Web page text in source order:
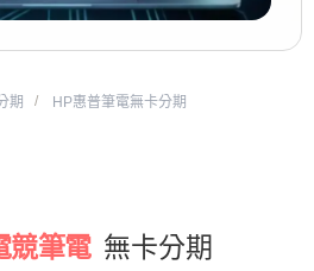
期 / HP惠普筆電無卡分期
競筆電 無卡分期